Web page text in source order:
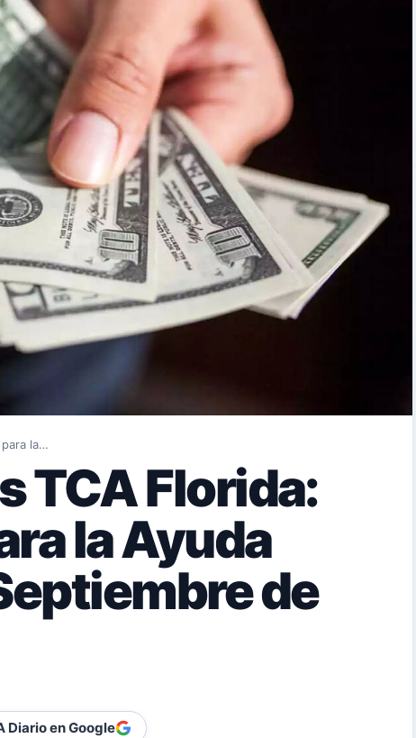
para la…
TCA Florida:
la Ayuda
de
Diario en Google